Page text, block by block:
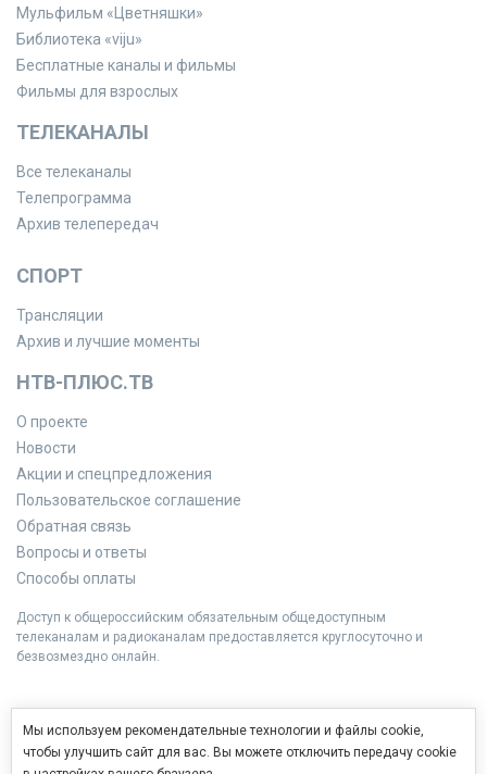
Мульфильм «Цветняшки»
Библиотека «viju»
Бесплатные каналы и фильмы
Фильмы для взрослых
ТЕЛЕКАНАЛЫ
Все телеканалы
Телепрограмма
Архив телепередач
СПОРТ
Трансляции
Архив и лучшие моменты
НТВ-ПЛЮС.ТВ
О проекте
Новости
Акции и спецпредложения
Пользовательское соглашение
Обратная связь
Вопросы и ответы
Способы оплаты
Доступ к общероссийским обязательным общедоступным
телеканалам и радиоканалам предоставляется круглосуточно и
безвозмездно онлайн.
Мы используем рекомендательные технологии и файлы cookie,
чтобы улучшить сайт для вас. Вы можете отключить передачу cookie